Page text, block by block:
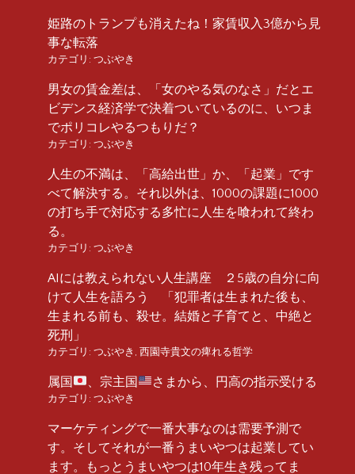
姫路のトランプも消えたね！家賃収入3億から見
事な転落
カテゴリ: つぶやき
男女の賃金差は、「女のやる気のなさ」だとエ
ビデンス経済学で決着ついているのに、いつま
でポリコレやるつもりだ？
カテゴリ: つぶやき
人生の不満は、「高給出世」か、「起業」です
べて解決する。それ以外は、1000の課題に1000
の打ち手で対応する多忙に人生を喰われて終わ
る。
カテゴリ: つぶやき
AIには教えられない人生講座 ２5歳の自分に向
けて人生を語ろう 「犯罪者は生まれた後も、
生まれる前も、殺せ。結婚と子育てと、中絶と
死刑」
カテゴリ: つぶやき 西園寺貴文の痺れる哲学
属国 、宗主国 さまから、円高の指示受ける
カテゴリ: つぶやき
マーケティングで一番大事なのは需要予測で
す。そしてそれが一番うまいやつは起業してい
ます。もっとうまいやつは10年生き残ってま